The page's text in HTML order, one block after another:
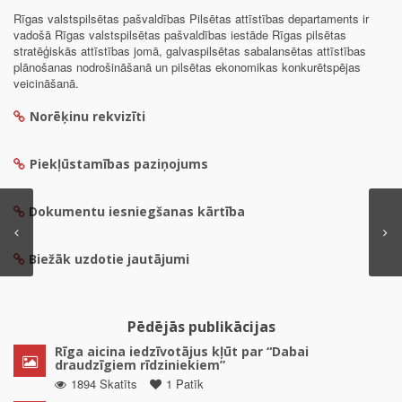
Rīgas valstspilsētas pašvaldības Pilsētas attīstības departaments ir
vadošā Rīgas valstspilsētas pašvaldības iestāde Rīgas pilsētas
stratēģiskās attīstības jomā, galvaspilsētas sabalansētas attīstības
plānošanas nodrošināšanā un pilsētas ekonomikas konkurētspējas
veicināšanā.
Norēķinu rekvizīti
Piekļūstamības paziņojums
Dokumentu iesniegšanas kārtība
Biežāk uzdotie jautājumi
Pēdējās publikācijas
Rīga aicina iedzīvotājus kļūt par “Dabai
draudzīgiem rīdziniekiem”
1894 Skatīts
1 Patīk